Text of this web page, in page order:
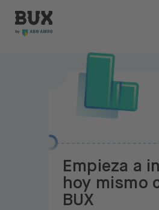
BUX Invite
Empieza a
hoy mismo
BUX